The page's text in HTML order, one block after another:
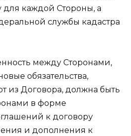
каждой Стороны, а
службы кадастра
между Сторонами,
обязательства,
из Договора, должна быть
в форме
к договору
и дополнения к